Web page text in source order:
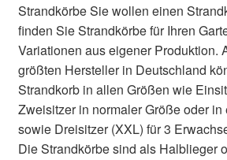
StrandkörbeSie wollen einen
finden Sie Strandkörbe für Ihren
Variationen aus eigener Produktion.
größten Hersteller in Deutschland
Strandkorb in allen Größen wie
Zweisitzer in normaler Größe oder in
sowie Dreisitzer (XXL) für 3
Die Strandkörbe sind als Halblieger